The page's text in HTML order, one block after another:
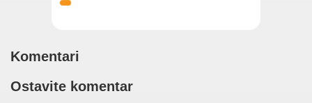
Komentari
Ostavite komentar